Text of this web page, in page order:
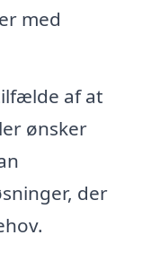
med
af at
ønsker
der